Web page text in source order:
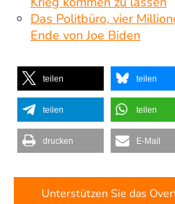
Das Politbüro, vier
Ende von Joe Biden
teilen teilen
teilen teilen
drucken E-Mail
Unterstützen Sie das